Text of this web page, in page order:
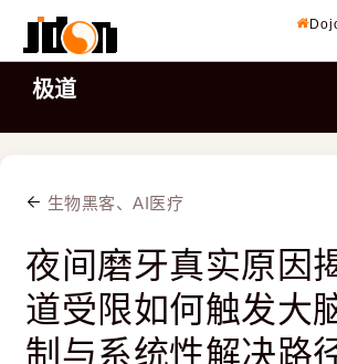
极道
生物黑客、AI医疗
夜间磨牙真实原因
道受限如何触发大
制与系统性解决路